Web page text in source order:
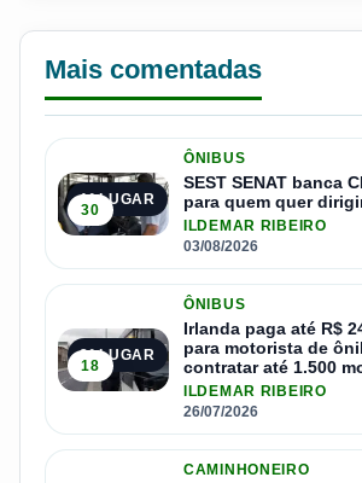
Mais comentadas
1º LUGAR
30
ÔNIBUS
SEST SENAT banca
para quem quer
ILDEMAR RIBEIRO
03/08/2026
2º LUGAR
18
ÔNIBUS
Irlanda paga até R$
para motorista de
contratar até 1.500
ILDEMAR RIBEIRO
26/07/2026
CAMINHONEIRO